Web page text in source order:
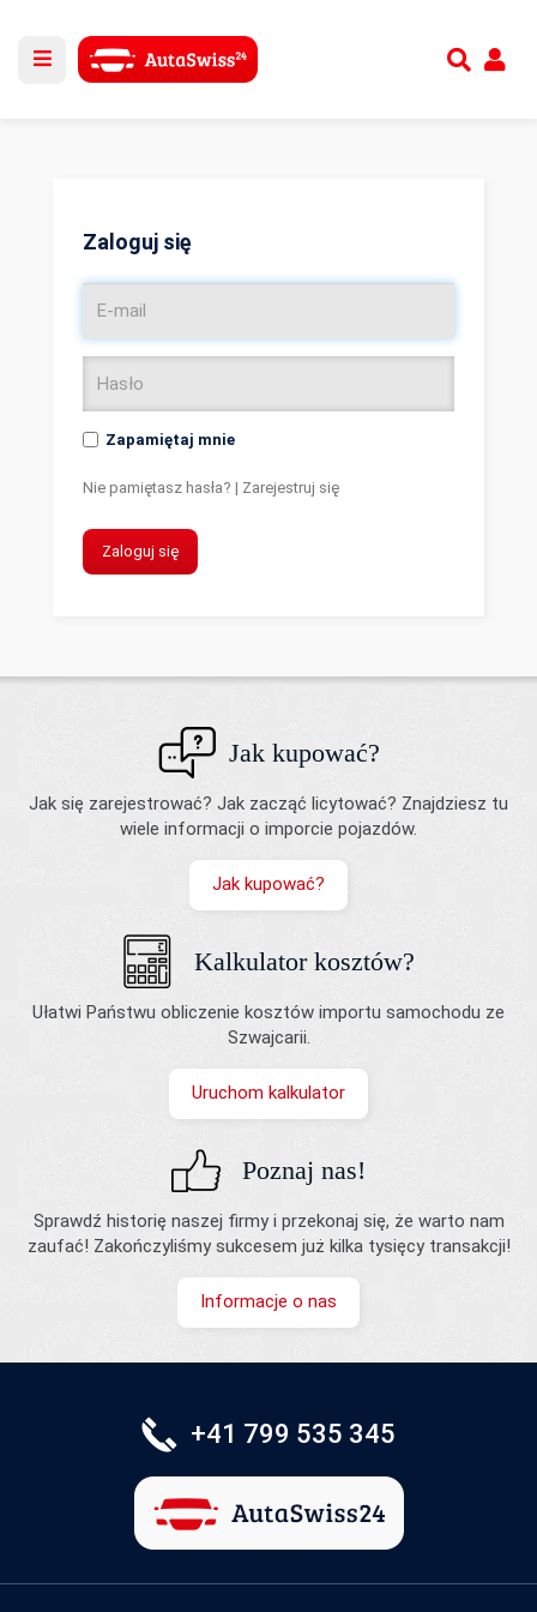
Zaloguj się
Zapamiętaj mnie
Nie pamiętasz hasła? | Zarejestruj się
Zaloguj się
Jak kupować?
Jak się zarejestrować? Jak zacząć licytować? Znajdziesz tu
wiele informacji o imporcie pojazdów.
Jak kupować?
Kalkulator kosztów?
Ułatwi Państwu obliczenie kosztów importu samochodu ze
Szwajcarii.
Uruchom kalkulator
Poznaj nas!
Sprawdź historię naszej firmy i przekonaj się, że warto nam
zaufać! Zakończyliśmy sukcesem już kilka tysięcy transakcji!
Informacje o nas
+41 799 535 345